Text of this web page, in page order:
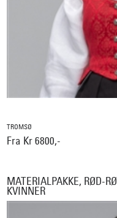
TROMSØ
Fra Kr 6800,-
MATERIALPAKKE, RØD-
KVINNER